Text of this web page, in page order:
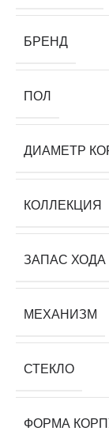
БРЕНД
ПОЛ
ДИАМЕТР
КОЛЛЕКЦИЯ
ЗАПАС ХОДА
МЕХАНИЗМ
СТЕКЛО
ФОРМА